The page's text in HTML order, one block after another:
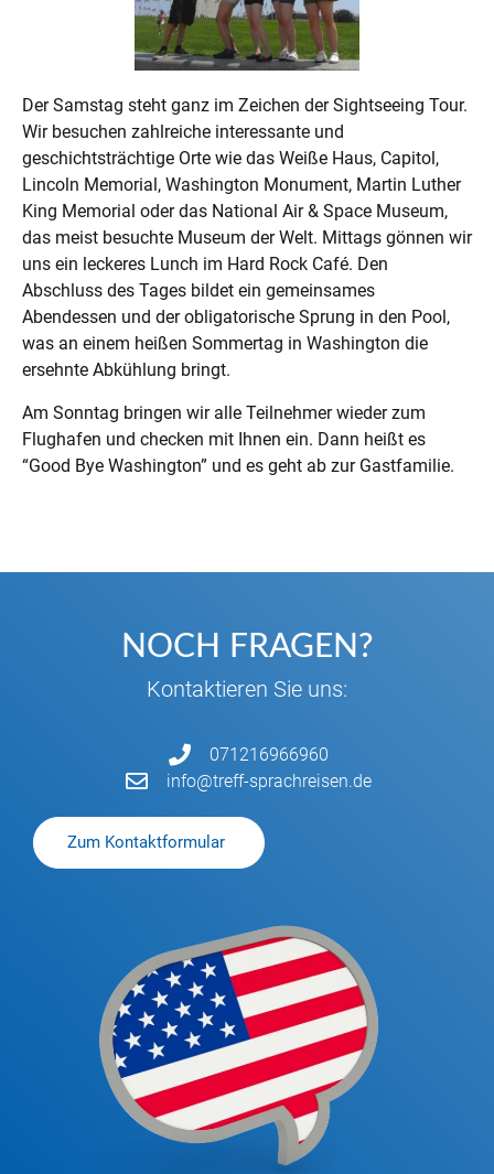
Der Samstag steht ganz im Zeichen der Sightseeing Tour.
Wir besuchen zahlreiche interessante und
geschichtsträchtige Orte wie das Weiße Haus, Capitol,
Lincoln Memorial, Washington Monument, Martin Luther
King Memorial oder das National Air & Space Museum,
das meist besuchte Museum der Welt. Mittags gönnen wir
uns ein leckeres Lunch im Hard Rock Café. Den
Abschluss des Tages bildet ein gemeinsames
Abendessen und der obligatorische Sprung in den Pool,
was an einem heißen Sommertag in Washington die
ersehnte Abkühlung bringt.
Am Sonntag bringen wir alle Teilnehmer wieder zum
Flughafen und checken mit Ihnen ein. Dann heißt es
“Good Bye Washington” und es geht ab zur Gastfamilie.
NOCH FRAGEN?
Kontaktieren Sie uns:
071216966960
info@treff-sprachreisen.de
Zum Kontaktformular